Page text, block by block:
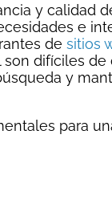
y calidad
e
de sitios
difíciles de
y
para